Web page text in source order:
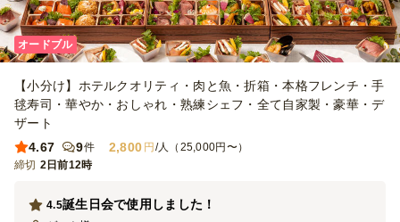
オードブル
【小分け】ホテルクオリティ・肉と魚・折箱・本格フレンチ・手
毬寿司・華やか・おしゃれ・熟練シェフ・全て自家製・豪華・デ
ザート
4.67
9件 2,800 円 /人（25,000円〜）
締切 2日前12時
誕生日会で使用しました！
4.5